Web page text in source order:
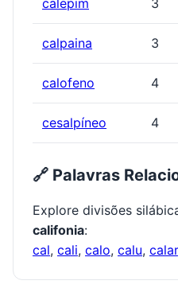
calepim 3
calpaina 3
calofeno 4
cesalpíneo 4
🔗 Palavras
Explore divisões
califonia:
cal, cali, calo, calu, calar